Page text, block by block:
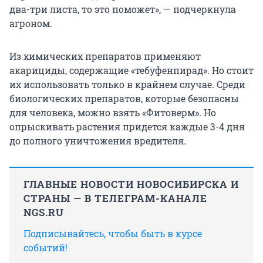
два-три листа, то это поможет», — подчеркнула
агроном.
Из химических препаратов применяют
акарициды, содержащие «тебуфенпирад». Но стоит
их использовать только в крайнем случае. Среди
биологических препаратов, которые безопасны
для человека, можно взять «Фитоверм». Но
опрыскивать растения придется каждые 3-4 дня
до полного уничтожения вредителя.
ГЛАВНЫЕ НОВОСТИ НОВОСИБИРСКА И
СТРАНЫ — В ТЕЛЕГРАМ-КАНАЛЕ
NGS.RU
Подписывайтесь, чтобы быть в курсе
событий!